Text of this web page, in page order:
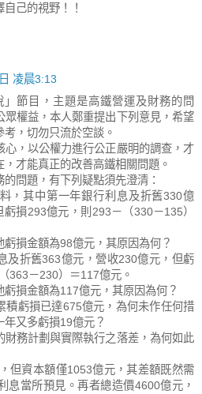
己的視野！！
凌晨3:13
節目，主題是高鐵營運及財務的問
眾權益，本人鄭重提出下列意見，希望
，切勿只流於空談。
心，以公權力進行公正嚴明的調查，才
才能真正的改善高鐵相關問題。
問題，有下列疑點須先澄清：
，其中第一年銀行利息及折舊330億
損293億元，則293－（330－135）
損金額為98億元，其原因為何？
及折舊363億元，營收230億元，但虧
363－230）＝117億元。
損金額為117億元，其原因為何？
積虧損已達675億元，為何未作任何措
又多虧損19億元？
財務計劃與實際執行之落差，為何如此
但資本額僅1053億元，其差額既然需
息當所預見。再者總造價4600億元，